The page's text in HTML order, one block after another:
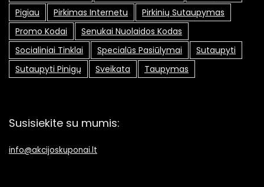
Pigiau
Pirkimas Internetu
Pirkinių Sutaupymas
Promo Kodai
Senukai Nuolaidos Kodas
Socialiniai Tinklai
Specialūs Pasiūlymai
Sutaupyti
Sutaupyti Pinigų
Sveikata Taupymas
Susisiekite su mumis:
info@akcijoskuponai.lt